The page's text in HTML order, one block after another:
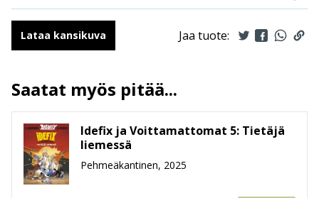
ISBN
9789523347755
Kirjoittajat
Carl Barks
Kuvittajat
ALV
10 %
Sivumäärä
46
Koko
leveys x korkeus x paksuus
215 mm * 286 mm * 7 mm
Paino
210g
Ikäryhmä
Lataa kansikuva Jaa tuote:
Saatat myös pitää...
Idefix ja Voittamattomat 5: Tietäjä
liemessä
Pehmeäkantinen, 2025